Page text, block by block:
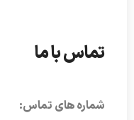
تماس با ما
شماره های تماس: